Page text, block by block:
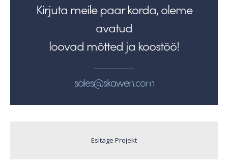
Kirjuta meile paar korda, oleme
avatud
loovad mõtted ja koostöö!
sales@skawen.com
Esitage Projekt